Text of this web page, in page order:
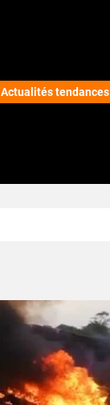
Actualités tendances